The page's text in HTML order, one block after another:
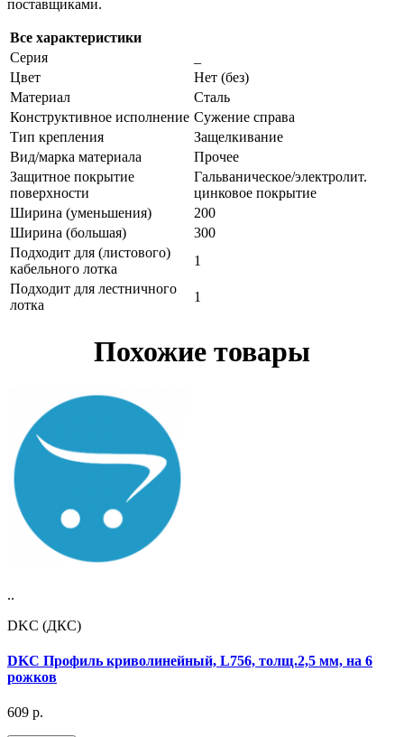
поставщиками.
Все характеристики
Серия
Цвет
Нет (без)
Материал
Сталь
Конструктивное исполнение Сужение справа
Тип крепления
Защелкивание
Вид/марка материала
Прочее
Защитное покрытие
поверхности
Гальваническое/электролит.
цинковое покрытие
Ширина (уменьшения)
200
Ширина (большая)
300
Подходит для (листового)
кабельного лотка
1
Подходит для лестничного
лотка
1
Похожие товары
..
DKC (ДКС)
DKC Профиль криволинейный, L756, толщ.2,5 мм, на 6
рожков
609 р.